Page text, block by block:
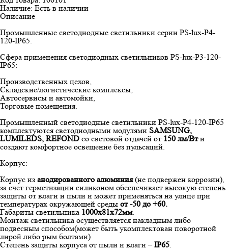
Наличие: Есть в наличии
Описание
Промышленные светодиодные светильники серии PS-lux-P4-
120-IP65.
Сфера применения светодиодных светильников PS-lux-P3-120-
IP65:
Производственных цехов,
Cкладские/логистические комплексы,
Автосервисы и автомойки,
Торговые помещения.
Промышленный светодиодные светильники PS-lux-P4-120-IP65
комплектуются светодиодными модулями SAMSUNG,
LUMILEDS, REFOND со световой отдачей от 150 лм/Вти
создают комфортное освещение без пульсаций.
Корпус:
Корпус из анодированного алюминия(не подвержен коррозии),
за счет герметизации силиконом обеспечивает высокую степень
защиты от влаги и пыли и может применяться на улице при
температурах окружающей среды от -50 до +60.
Габариты светильника 1000х81х72мм.
Монтаж светильника осуществляется накладным либо
подвесным способом(может быть укомплектован поворотной
лирой либо рым болтами)
Степень защиты корпуса от пыли и влаги –IP65.